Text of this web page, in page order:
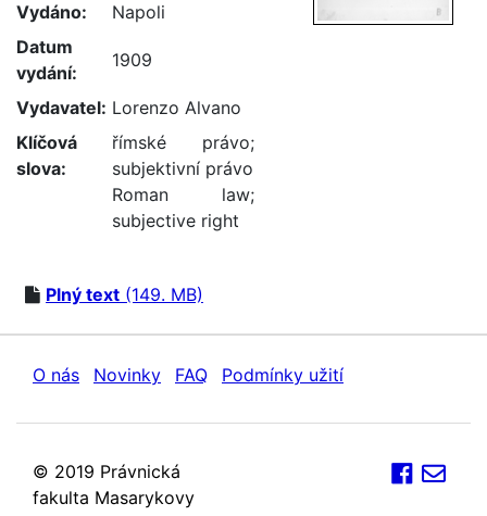
Vydáno:
Napoli
Datum
vydání:
1909
Vydavatel: Lorenzo Alvano
Klíčová
slova:
římské právo;
subjektivní právo
Roman law;
subjective right
Plný text (149. MB)
O nás Novinky FAQ Podmínky užití
© 2019 Právnická
fakulta Masarykovy